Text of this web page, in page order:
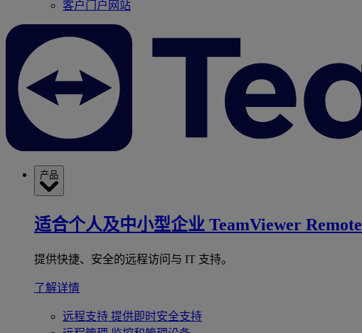
客户门户网站
产品
适合个人及中小型企业 TeamViewer Remote
提供快捷、安全的远程访问与 IT 支持。
了解详情
远程支持 提供即时安全支持